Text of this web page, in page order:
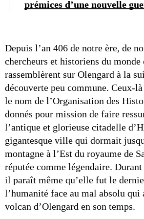
prémices d’une nouvelle
Depuis l’an 406 de notre ère, de
chercheurs et historiens du monde
rassemblèrent sur Olengard à la
découverte peu commune. Ceux-là
le nom de l’Organisation des
donnés pour mission de faire
l’antique et glorieuse citadelle
gigantesque ville qui dormait
montagne à l’Est du royaume de
réputée comme légendaire.
il paraît même qu’elle fut le
l’humanité face au mal absolu
volcan d’Olengard en son temps.